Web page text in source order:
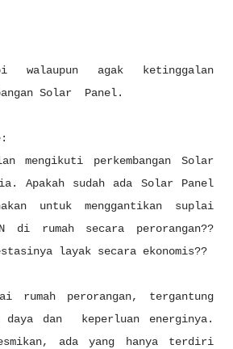
walaupun agak ketinggalan
Solar Panel.
mengikuti perkembangan Solar
Apakah sudah ada Solar Panel
untuk menggantikan suplai
rumah secara perorangan??
layak secara ekonomis??
rumah perorangan, tergantung
daya dan keperluan energinya.
ada yang hanya terdiri